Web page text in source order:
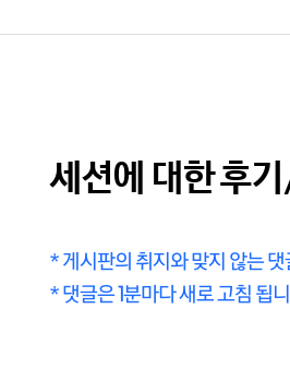
세션에 대한 후
* 게시판의 취지와 맞지 않는
* 댓글은 1분마다 새로 고침 됩